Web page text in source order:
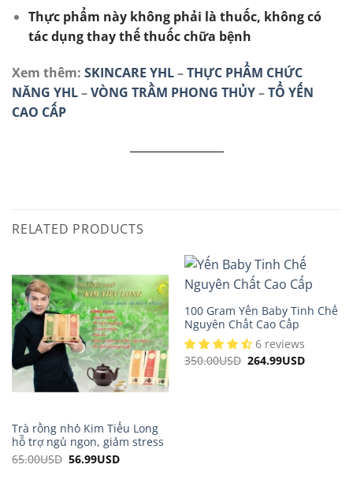
Thực phẩm này không phải là thuốc, không có
tác dụng thay thế thuốc chữa bệnh
Xem thêm: SKINCARE YHL–THỰC PHẨM CHỨC
NĂNG YHL–VÒNG TRẦM PHONG THỦY–TỔ YẾN
CAO CẤP
RELATED PRODUCTS
Trà rồng nhỏ Kim Tiểu Long
hỗ trợ ngủ ngon, giảm stress
65.00USD Original
56.99USDCurrent
100 Gram Yến Baby Tinh Chế
Nguyên Chất Cao Cấp
6 reviews
350.00USD Original
264.99USDCurrent